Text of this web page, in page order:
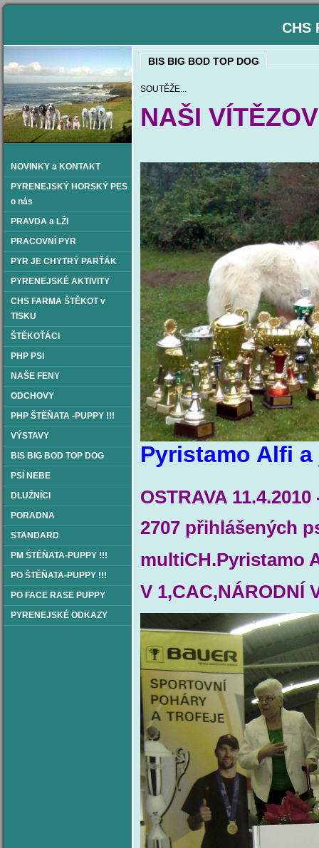
CHS
NOVINKY a KONTAKT
PYRENEJSKÝ HORSKÝ PES
o nás
PRAVDA a LŽI
PRACOVNÍ PYR
PYR JE CHYTRÝ PARŤÁK
PYRENEJSKÉ AKTIVITY
CHS FARMA ŠTĚKOT v
TISKU
ŠTĚKOŤÁCI
PHP PSI
NAŠE FENY
ODCHOVY
PHP ŠTĚŇATA -PUPPY !!!
VÝSTAVY
BIS BIG BOD TOP DOG
PSÍ NEBE
DLUŽNÍCI
PORADNA
STANDARD
PM ŠTĚŇATA-PUPPY !!!
PO ŠTĚŇATA-PUPPY !!!
PO FACE RASE PUPPY
PYRENEJSKÉ ODKAZY
BIS BIG BOD TOP DOG
SOUTĚŽE...
NAŠI
Pyristamo Alfi
OSTRAVA
2707 přihlášených
multiCH.Pyristamo
V 1,CAC,NÁRODNÍ